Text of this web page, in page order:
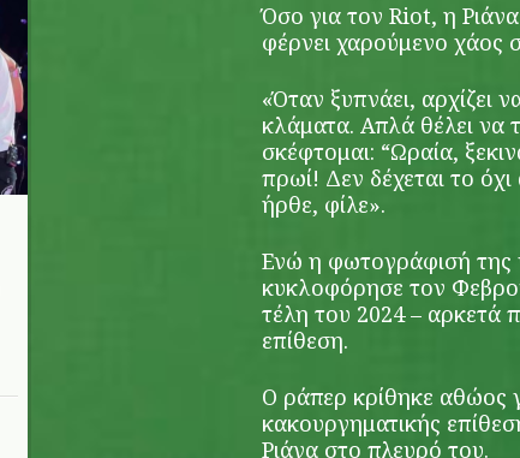
Όσο για τον Riot, η Ριάνα
φέρνει χαρούμενο χάος
«Όταν ξυπνάει, αρχίζει
κλάματα. Απλά θέλει να
σκέφτομαι: “Ωραία,
πρωί! Δεν δέχεται το
ήρθε, φίλε».
Ενώ η φωτογράφισή της
κυκλοφόρησε τον
τέλη του 2024 – αρκετά
επίθεση.
Ο ράπερ κρίθηκε αθώος
κακουργηματικής
Ριάνα στο πλευρό του.